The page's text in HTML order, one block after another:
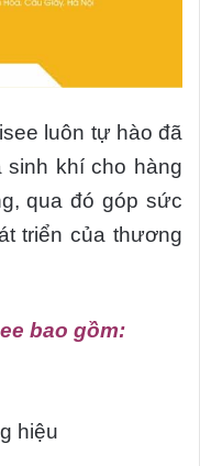
luôn tự hào đã
khí cho hàng
qua đó góp sức
triển của thương
bao gồm:
hiệu